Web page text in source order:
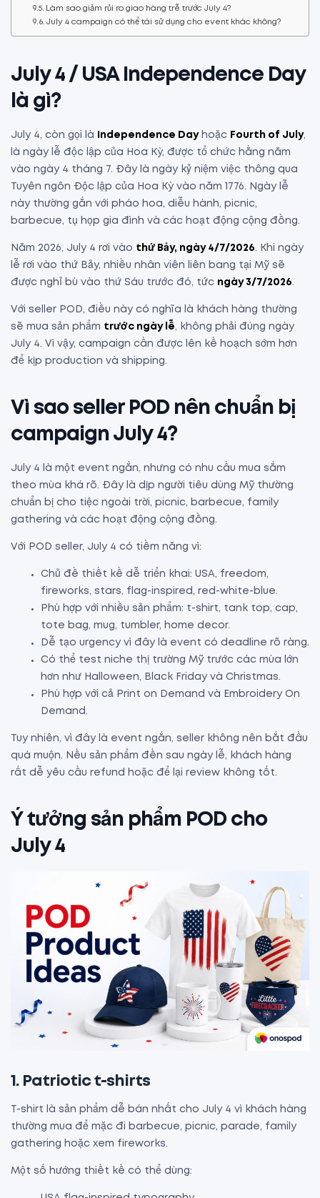
Làm sao giảm rủi ro giao hàng trễ trước July 4?
July 4 campaign có thể tái sử dụng cho event khác không?
July 4 / USA Independence Day
là gì?
July 4, còn gọi là Independence Dayhoặc Fourth of July,
là ngày lễ độc lập của Hoa Kỳ, được tổ chức hằng năm
vào ngày 4 tháng 7. Đây là ngày kỷ niệm việc thông qua
Tuyên ngôn Độc lập của Hoa Kỳ vào năm 1776. Ngày lễ
này thường gắn với pháo hoa, diễu hành, picnic,
barbecue, tụ họp gia đình và các hoạt động cộng đồng.
Năm 2026, July 4 rơi vào thứ Bảy, ngày 4/7/2026. Khi ngày
lễ rơi vào thứ Bảy, nhiều nhân viên liên bang tại Mỹ sẽ
được nghỉ bù vào thứ Sáu trước đó, tức ngày 3/7/2026.
Với seller POD, điều này có nghĩa là khách hàng thường
sẽ mua sản phẩm trước ngày lễ, không phải đúng ngày
July 4. Vì vậy, campaign cần được lên kế hoạch sớm hơn
để kịp production và shipping.
Vì sao seller POD nên chuẩn bị
campaign July 4?
July 4 là một event ngắn, nhưng có nhu cầu mua sắm
theo mùa khá rõ. Đây là dịp người tiêu dùng Mỹ thường
chuẩn bị cho tiệc ngoài trời, picnic, barbecue, family
gathering và các hoạt động cộng đồng.
Với POD seller, July 4 có tiềm năng vì:
Chủ đề thiết kế dễ triển khai: USA, freedom,
fireworks, stars, flag-inspired, red-white-blue.
Phù hợp với nhiều sản phẩm: t-shirt, tank top, cap,
tote bag, mug, tumbler, home decor.
Dễ tạo urgency vì đây là event có deadline rõ ràng.
Có thể test niche thị trường Mỹ trước các mùa lớn
hơn như Halloween, Black Friday và Christmas.
Phù hợp với cả Print on Demand và Embroidery On
Demand.
Tuy nhiên, vì đây là event ngắn, seller không nên bắt đầu
quá muộn. Nếu sản phẩm đến sau ngày lễ, khách hàng
rất dễ yêu cầu refund hoặc để lại review không tốt.
Ý tưởng sản phẩm POD cho
July 4
1. Patriotic t-shirts
T-shirt là sản phẩm dễ bán nhất cho July 4 vì khách hàng
thường mua để mặc đi barbecue, picnic, parade, family
gathering hoặc xem fireworks.
Một số hướng thiết kế có thể dùng: